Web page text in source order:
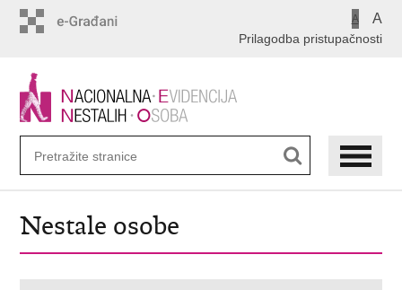
A A
Prilagodba pristupačnosti
Nestale osobe